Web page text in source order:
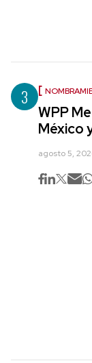
3
WPP
México
agosto 5,